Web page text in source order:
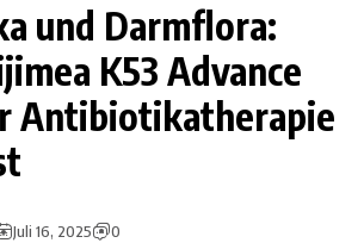
und Darmflora:
K53 Advance
Antibiotikatherapie
Juli 16, 2025 0